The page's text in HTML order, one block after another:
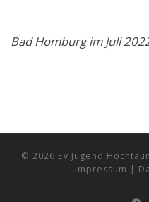
Bad Homburg im Juli
© 2026 Ev Jugend
Impressum |